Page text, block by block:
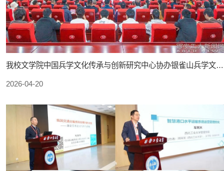
我校文学院中国兵学文化传承与创新研究中心协办银雀山兵学文化活动
2026-04-20